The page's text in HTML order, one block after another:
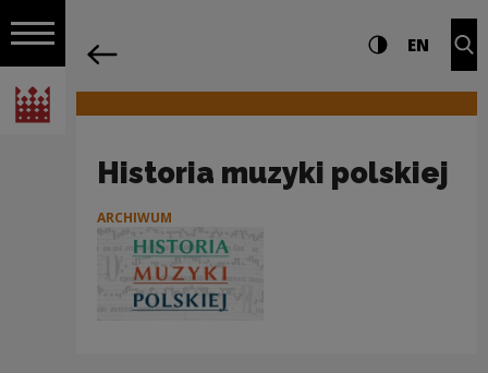
Włącz nawigację
Narodowe Centrum Kultury
Nawigacja Ustawienia i Wysoki
EN
Historia muzyki polskiej
ARCHIWUM